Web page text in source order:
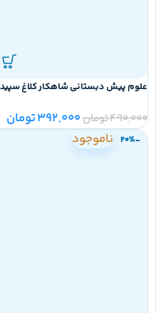
علوم پیش دبستانی شاهکار کلاغ
490,000تومان392,000تومان
-20% ناموجود